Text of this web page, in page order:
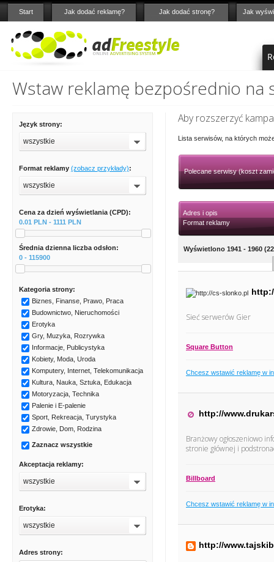
Start Jak dodać reklamę? Jak dodać stronę? Jak
Wstaw reklamę bezpośrednio na
Język strony:
wszystkie
Format reklamy (zobacz przykłady):
wszystkie
Cena za dzień wyświetlania (CPD):
0.01 PLN - 1111 PLN
Średnia dzienna liczba odsłon:
0 - 115900
Kategoria strony:
Biznes, Finanse, Prawo, Praca
Budownictwo, Nieruchomości
Erotyka
Gry, Muzyka, Rozrywka
Informacje, Publicystyka
Kobiety, Moda, Uroda
Komputery, Internet, Telekomunikacja
Kultura, Nauka, Sztuka, Edukacja
Motoryzacja, Technika
Palenie i E-palenie
Sport, Rekreacja, Turystyka
Zdrowie, Dom, Rodzina
Zaznacz wszystkie
Akceptacja reklamy:
wszystkie
Erotyka:
wszystkie
Adres strony:
Aby rozszerzyć
Lista serwisów, na których
Polecane serwisy (koszt
Adres i opis
Format reklamy
Wyświetlono 1941 - 1960
Sieć serwerów Gier
Square Button
Chcesz wstawić reklamę w
http://
Branżowy ogłoszeniowo
stronie głównej i
Billboard
Chcesz wstawić reklamę w
http://